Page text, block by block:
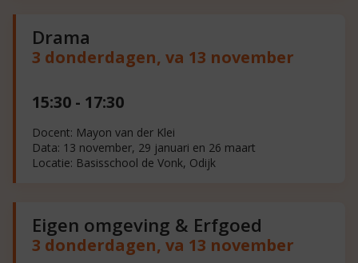
Drama
3 donderdagen, va 13 november
15:30 - 17:30
Docent: Mayon van der Klei
Data: 13 november, 29 januari en 26 maart
Locatie: Basisschool de Vonk, Odijk
Eigen omgeving & Erfgoed
3 donderdagen, va 13 november